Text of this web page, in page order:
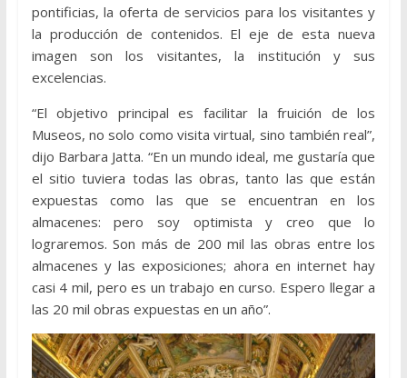
pontificias, la oferta de servicios para los visitantes y
la producción de contenidos. El eje de esta nueva
imagen son los visitantes, la institución y sus
excelencias.
“El objetivo principal es facilitar la fruición de los
Museos, no solo como visita virtual, sino también real”,
dijo Barbara Jatta. “En un mundo ideal, me gustaría que
el sitio tuviera todas las obras, tanto las que están
expuestas como las que se encuentran en los
almacenes: pero soy optimista y creo que lo
lograremos. Son más de 200 mil las obras entre los
almacenes y las exposiciones; ahora en internet hay
casi 4 mil, pero es un trabajo en curso. Espero llegar a
las 20 mil obras expuestas en un año”.